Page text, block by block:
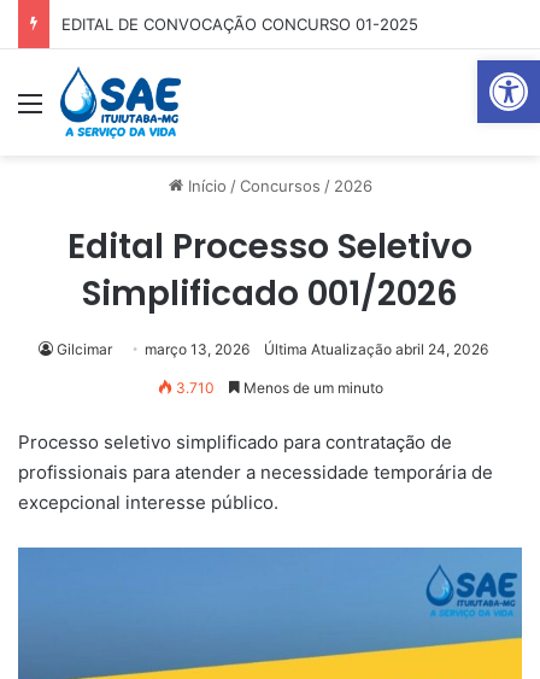
Abrir
EDITAL DE CONVOCAÇÃO CONCURSO 01-2025
Menu
Início / Concursos / 2026
Edital Processo Seletivo
Simplificado 001/2026
Gilcimar março 13, 2026 Última Atualização abril 24, 2026
3.710 Menos de um minuto
Processo seletivo simplificado para contratação de
profissionais para atender a necessidade temporária de
excepcional interesse público.